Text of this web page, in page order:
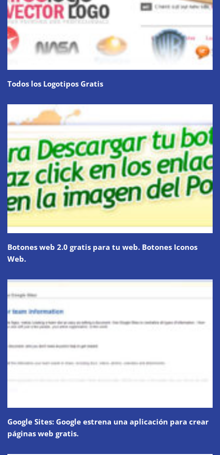
Todos los Logotipos Gratis
Botones web 2.0 gratis para tu web. Botones Iconos
Web.
Google Sites: Google estrena una aplicación para crear
páginas web gratis.